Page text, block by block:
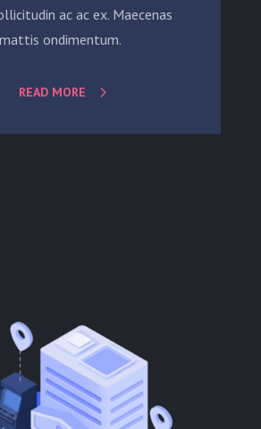
ac ac ex. Maecenas
mattis ondimentum.
READ MORE